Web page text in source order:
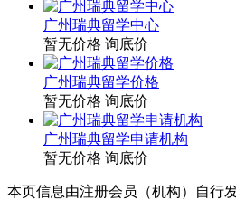
广州瑞典留学中心
暂无价格 询底价
广州瑞典留学价格
暂无价格 询底价
广州瑞典留学申请机构
暂无价格 询底价
本页信息由注册会员（机构）自行